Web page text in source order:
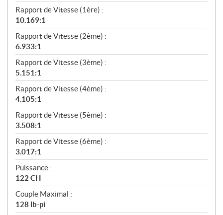
Rapport de Vitesse (1ère) :
10.169:1
Rapport de Vitesse (2ème) :
6.933:1
Rapport de Vitesse (3ème) :
5.151:1
Rapport de Vitesse (4ème) :
4.105:1
Rapport de Vitesse (5ème) :
3.508:1
Rapport de Vitesse (6ème) :
3.017:1
Puissance :
122 CH
Couple Maximal :
128 lb-pi